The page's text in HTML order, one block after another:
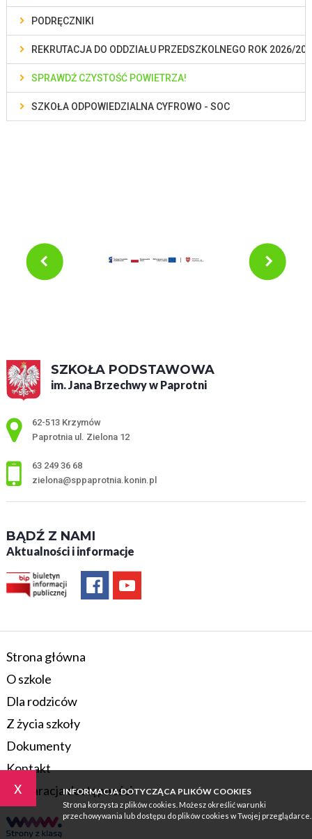
x INFORMACJA DOTYCZĄCA PLIKÓW COOKIES
Strona korzysta z plików cookies. Możesz określić warunki
przechowywania lub dostępu do plików cookies w Twojej przeglądarce.
PODRĘCZNIKI
REKRUTACJA DO ODDZIAŁU PRZEDSZKOLNEGO ROK 2026/
SPRAWDŹ CZYSTOŚĆ POWIETRZA!
SZKOŁA ODPOWIEDZIALNA CYFROWO - SOC
SZKOŁA PODSTAWOWA
im. Jana Brzechwy w Paprotni
Adres pocztowy:
62-513 Krzymów
Paprotnia ul. Zielona 12
63 249 36 68
zielona@sppaprotnia.konin.pl
BĄDŹ Z NAMI
Aktualności i informacje
Strona główna
O szkole
Dla rodziców
Z życia szkoły
Dokumenty
Kontakt
Deklaracja dostępności